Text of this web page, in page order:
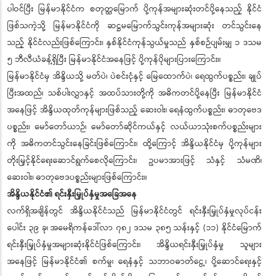
ပါဝင်ပြီး မြန်မာနိုင်ငံက စတုတ္ထမြောက် ပို့ကုန်အများဆုံးတင်ပို့နေသည့် နိုင်ငံ
ဖြစ်သကဲ့သို့ မြန်မာနိုင်ငံကို ဆဋ္ဌမမြောက်သွင်းကုန်အများဆုံး တင်သွင်းနေ
သည့် နိုင်ငံလည်းဖြစ်ကြောင်း၊ နှစ်နိုင်ငံကုန်သွယ်မှုသည် နှစ်စဉ်ပျမ်းမျှ ၁ ဒသမ
၅ ဘီလီယံခန့်ရှိပြီး မြန်မာနိုင်ငံအနေဖြင့် ပို့ကုန်ပိုများပြားကြောင်း။
မြန်မာနိုင်ငံမှ အိန္ဒိယသို့ မတ်ပဲ၊ ပဲစင်းငုံနှင့် မြေထောက်ပဲ၊ ရေထွက်ပစ္စည်း၊ ချုပ်
ပြီးအထည်၊ သစ်ပါးလွှာနှင့် အထပ်သားတို့ကို အဓိကတင်ပို့နေပြီး မြန်မာနိုင်ငံ
အနေဖြင့် အိန္ဒိယထုတ်ကုန်များဖြစ်သည့် ဆေးဝါး၊ ရေနံထွက်ပစ္စည်း၊ ဓာတုဗေဒ
ပစ္စည်း၊ မော်တော်ယာဉ်၊ မော်တော်ဆိုင်ကယ်နှင့် လယ်ယာသုံးစက်ပစ္စည်းများ
ကို အဓိကတင်သွင်းနေခြင်းဖြစ်ကြောင်း၊ ထို့ကြောင့် အိန္ဒိယနိုင်ငံမှ ပို့ကုန်များ
တိုးမြှင့်နိုင်ရေးဆောင်ရွက်စေလိုကြောင်း၊ ဥပမာအားဖြင့် သံနှင့် သံမဏိ၊
ဆေးဝါး၊ ဓာတုဗေဒပစ္စည်းများဖြစ်ကြောင်း။
အိန္ဒိယနိုင်ငံ၏ ရင်းနှီးမြှုပ်နှံမှုအခြေအနေ
လက်ရှိအချိန်တွင် အိန္ဒိယနိုင်ငံသည် မြန်မာနိုင်ငံတွင် ရင်းနှီးမြှုပ်နှံမှုလုပ်ငန်း
ပေါင်း ၃၉ ခု၊ အမေရိကန်ဒေါ်လာ ၇၈၂ ဒသမ ၃၈၅ သန်းနှင့် (၁၁) နိုင်ငံမြောက်
ရင်းနှီးမြှုပ်နှံမှုအများဆုံးနိုင်ငံဖြစ်ကြောင်း၊ အိန္ဒိယရင်းနှီးမြှုပ်နှံမှု သူများ
အနေဖြင့် မြန်မာနိုင်ငံ၏ စက်မှု၊ ရေနံနှင့် သဘာဝဓာတ်ငွေ့၊ ပို့ဆောင်ရေးနှင့်